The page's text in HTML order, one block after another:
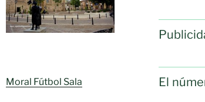
Moral Fútbol Sala El